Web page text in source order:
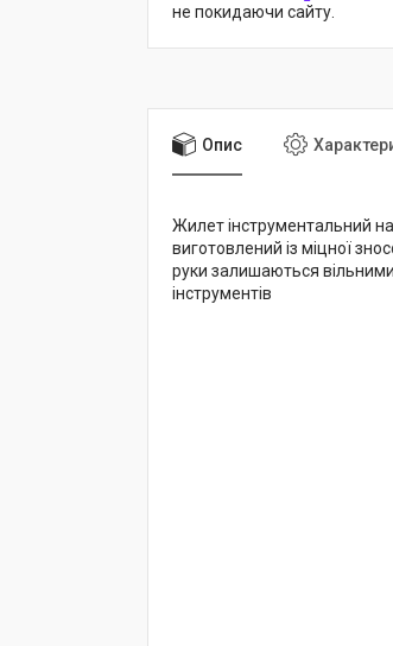
не покидаючи сайту.
Опис
Жилет інструментальний
виготовлений із міцної
руки залишаються
інструментів